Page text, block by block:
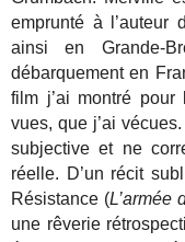
emprunté à l’auteur
ainsi en Grande-
débarquement en
film j’ai montré
vues, que j’ai
subjective et ne
réelle. D’un récit
Résistance (L’armée
une rêverie